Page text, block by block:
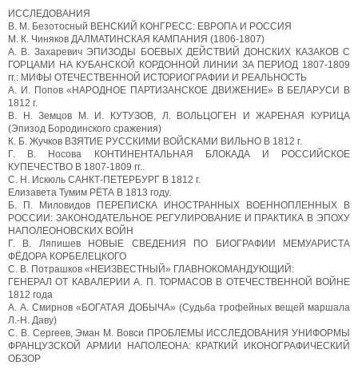
ИССЛЕДОВАНИЯ
В. М. Безотосный ВЕНСКИЙ КОНГРЕСС: ЕВРОПА И РОССИЯ
М. К. Чиняков ДАЛМАТИНСКАЯ КАМПАНИЯ (1806-1807)
А. В. Захаревич ЭПИЗОДЫ БОЕВЫХ ДЕЙСТВИЙ ДОНСКИХ КАЗАКОВ С
ГОРЦАМИ НА КУБАНСКОЙ КОРДОННОЙ ЛИНИИ ЗА ПЕРИОД 1807-1809
гг.: МИФЫ ОТЕЧЕСТВЕННОЙ ИСТОРИОГРАФИИ И РЕАЛЬНОСТЬ
A. И. Попов «НАРОДНОЕ ПАРТИЗАНСКОЕ ДВИЖЕНИЕ» В БЕЛАРУСИ В
1812 г.
B. Н. Земцов М. И. КУТУЗОВ, Л. ВОЛЬЦОГЕН И ЖАРЕНАЯ КУРИЦА
(Эпизод Бородинского сражения)
К. Б. Жучков ВЗЯТИЕ РУССКИМИ ВОЙСКАМИ ВИЛЬНО В 1812 г.
Г. В. Носова КОНТИНЕНТАЛЬНАЯ БЛОКАДА И РОССИЙСКОЕ
КУПЕЧЕСТВО В 1807-1809 гг..
C. Н. Искюль САНКТ-ПЕТЕРБУРГ В 1812 г.
Елизавета Тумим РЁТА В 1813 году.
Б. П. Миловидов ПЕРЕПИСКА ИНОСТРАННЫХ ВОЕННОПЛЕННЫХ В
РОССИИ: ЗАКОНОДАТЕЛЬНОЕ РЕГУЛИРОВАНИЕ И ПРАКТИКА В ЭПОХУ
НАПОЛЕОНОВСКИХ ВОЙН
Г. В. Ляпишев НОВЫЕ СВЕДЕНИЯ ПО БИОГРАФИИ МЕМУАРИСТА
ФЁДОРА КОРБЕЛЕЦКОГО
С. В. Потрашков «НЕИЗВЕСТНЫЙ» ГЛАВНОКОМАНДУЮЩИЙ:
ГЕНЕРАЛ ОТ КАВАЛЕРИИ А. П. ТОРМАСОВ В ОТЕЧЕСТВЕННОЙ ВОЙНЕ
1812 года
А. А. Смирнов «БОГАТАЯ ДОБЫЧА» (Судьба трофейных вещей маршала
Л.-Н. Даву)
С. В. Сергеев, Эман М. Вовси ПРОБЛЕМЫ ИССЛЕДОВАНИЯ УНИФОРМЫ
ФРАНЦУЗСКОЙ АРМИИ НАПОЛЕОНА: КРАТКИЙ ИКОНОГРАФИЧЕСКИЙ
ОБЗОР